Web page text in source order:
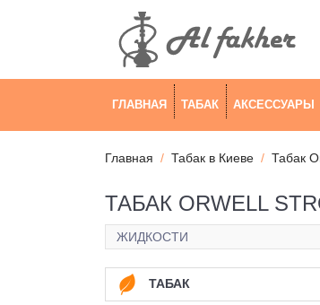
ГЛАВНАЯ ТАБАК АКСЕССУАРЫ
Главная Табак в Киеве Табак
ТАБАК ORWELL
ЖИДКОСТИ
ТАБАК